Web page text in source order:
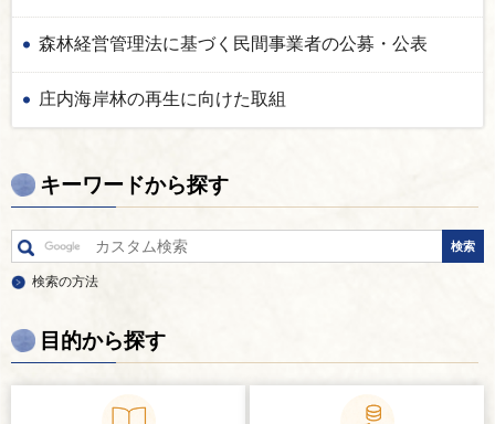
森林経営管理法に基づく民間事業者の公募・公表
庄内海岸林の再生に向けた取組
キーワードから探す
検索の方法
目的から探す